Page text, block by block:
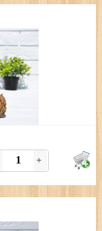
хватком) - 20 см,
+